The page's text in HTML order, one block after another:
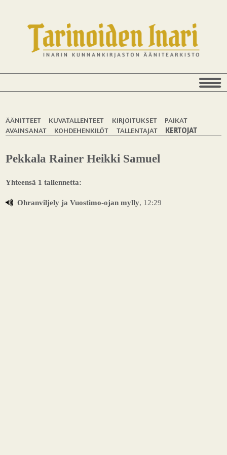
ÄÄNITTEET KUVATALLENTEET KIRJOITUKSET
PAIKAT
AVAINSANAT
KOHDEHENKILÖT TALLENTAJAT KERTOJAT
Pekkala Rainer Heikki Samuel
Yhteensä 1 tallennetta:
Ohranviljely ja Vuostimo-ojan mylly, 12:29